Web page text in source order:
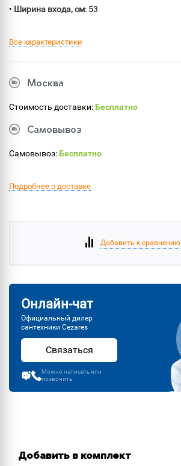
• Ширина входа, см: 53
Все характеристики
Москва
Стоимость доставки:Бесплатно
Самовывоз
Самовывоз:Бесплатно
Подробнее о доставке
Добавить к сравнению
Онлайн-чат
Официальный дилер
сантехники Cezares
Связаться
Можно написать или
позвонить
Добавить в комплект